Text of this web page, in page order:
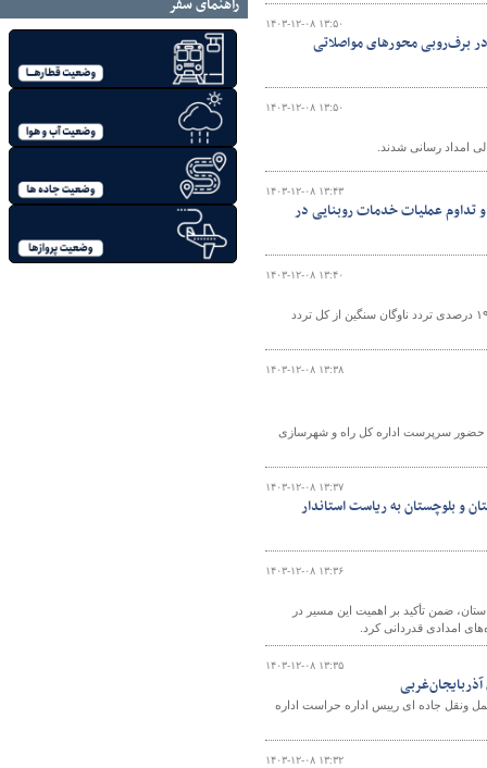
۱۴۰۳-۱۲-۰۸ ۱۳:۵۰
در برف‌روبی محورهای مواصلاتی
۱۴۰۳-۱۲-۰۸ ۱۳:۵۰
۱۴۰۳-۱۲-۰۸ ۱۳:۴۳
مسکن اندیمشک و تداوم عملیات خدمات روبنایی در
۱۴۰۳-۱۲-۰۸ ۱۳:۴۰
مدیر مرکز مدیریت راه‌های اداره‌کل راهداری و حمل‌ونقل جاده‌ای استان اصفهان از سهم ۱۹ درصدی تردد ناوگان سنگین از کل تردد
۱۴۰۳-۱۲-۰۸ ۱۳:۳۸
حضور سرپرست اداره کل راه و شهرسازی
۱۴۰۳-۱۲-۰۸ ۱۳:۳۷
و بلوچستان به ریاست استاندار
۱۴۰۳-۱۲-۰۸ ۱۳:۳۶
ضمن تأکید بر اهمیت این مسیر در
امدادی قدردانی کرد.
۱۴۰۳-۱۲-۰۸ ۱۳:۳۵
ونقل جاده ای رییس اداره حراست اداره
۱۴۰۳-۱۲-۰۸ ۱۳:۳۲